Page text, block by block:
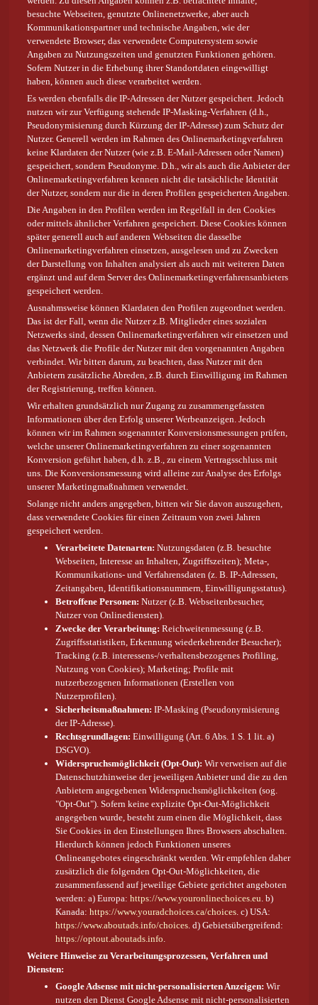
besuchte Webseiten, genutzte Onlinenetzwerke, aber auch
Kommunikationspartner und technische Angaben, wie der
verwendete Browser, das verwendete Computersystem sowie
Angaben zu Nutzungszeiten und genutzten Funktionen gehören.
Sofern Nutzer in die Erhebung ihrer Standortdaten eingewilligt
haben, können auch diese verarbeitet werden.
Es werden ebenfalls die IP-Adressen der Nutzer gespeichert. Jedoch
nutzen wir zur Verfügung stehende IP-Masking-Verfahren (d.h.,
Pseudonymisierung durch Kürzung der IP-Adresse) zum Schutz der
Nutzer. Generell werden im Rahmen des Onlinemarketingverfahren
keine Klardaten der Nutzer (wie z.B. E-Mail-Adressen oder Namen)
gespeichert, sondern Pseudonyme. D.h., wir als auch die Anbieter der
Onlinemarketingverfahren kennen nicht die tatsächliche Identität
der Nutzer, sondern nur die in deren Profilen gespeicherten Angaben.
Die Angaben in den Profilen werden im Regelfall in den Cookies
oder mittels ähnlicher Verfahren gespeichert. Diese Cookies können
später generell auch auf anderen Webseiten die dasselbe
Onlinemarketingverfahren einsetzen, ausgelesen und zu Zwecken
der Darstellung von Inhalten analysiert als auch mit weiteren Daten
ergänzt und auf dem Server des Onlinemarketingverfahrensanbieters
gespeichert werden.
Ausnahmsweise können Klardaten den Profilen zugeordnet werden.
Das ist der Fall, wenn die Nutzer z.B. Mitglieder eines sozialen
Netzwerks sind, dessen Onlinemarketingverfahren wir einsetzen und
das Netzwerk die Profile der Nutzer mit den vorgenannten Angaben
verbindet. Wir bitten darum, zu beachten, dass Nutzer mit den
Anbietern zusätzliche Abreden, z.B. durch Einwilligung im Rahmen
der Registrierung, treffen können.
Wir erhalten grundsätzlich nur Zugang zu zusammengefassten
Informationen über den Erfolg unserer Werbeanzeigen. Jedoch
können wir im Rahmen sogenannter Konversionsmessungen prüfen,
welche unserer Onlinemarketingverfahren zu einer sogenannten
Konversion geführt haben, d.h. z.B., zu einem Vertragsschluss mit
uns. Die Konversionsmessung wird alleine zur Analyse des Erfolgs
unserer Marketingmaßnahmen verwendet.
Solange nicht anders angegeben, bitten wir Sie davon auszugehen,
dass verwendete Cookies für einen Zeitraum von zwei Jahren
gespeichert werden.
Verarbeitete Datenarten: Nutzungsdaten (z.B. besuchte
Webseiten, Interesse an Inhalten, Zugriffszeiten); Meta-,
Kommunikations- und Verfahrensdaten (z. B. IP-Adressen,
Zeitangaben, Identifikationsnummern, Einwilligungsstatus).
Betroffene Personen: Nutzer (z.B. Webseitenbesucher,
Nutzer von Onlinediensten).
Zwecke der Verarbeitung: Reichweitenmessung (z.B.
Zugriffsstatistiken, Erkennung wiederkehrender Besucher);
Tracking (z.B. interessens-/verhaltensbezogenes Profiling,
Nutzung von Cookies); Marketing; Profile mit
nutzerbezogenen Informationen (Erstellen von
Nutzerprofilen).
Sicherheitsmaßnahmen: IP-Masking (Pseudonymisierung
der IP-Adresse).
Rechtsgrundlagen: Einwilligung (Art. 6 Abs. 1 S. 1 lit. a)
DSGVO).
Widerspruchsmöglichkeit (Opt-Out):Wir verweisen auf die
Datenschutzhinweise der jeweiligen Anbieter und die zu den
Anbietern angegebenen Widerspruchsmöglichkeiten (sog.
"Opt-Out"). Sofern keine explizite Opt-Out-Möglichkeit
angegeben wurde, besteht zum einen die Möglichkeit, dass
Sie Cookies in den Einstellungen Ihres Browsers abschalten.
Hierdurch können jedoch Funktionen unseres
Onlineangebotes eingeschränkt werden. Wir empfehlen daher
zusätzlich die folgenden Opt-Out-Möglichkeiten, die
zusammenfassend auf jeweilige Gebiete gerichtet angeboten
werden: a) Europa:https://www.youronlinechoices.eu . b)
Kanada:https://www.youradchoices.ca/choices . c) USA:
https://www.aboutads.info/choices . d) Gebietsübergreifend:
https://optout.aboutads.info
Weitere Hinweise zu Verarbeitungsprozessen, Verfahren und
Diensten:
Google Adsense mit nicht-personalisierten Anzeigen:Wir
nutzen den Dienst Google Adsense mit nicht-personalisierten